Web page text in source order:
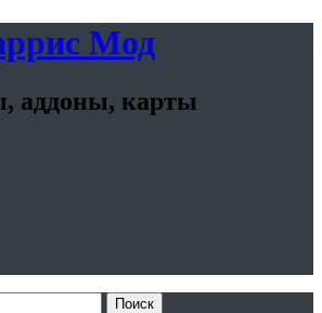
Мод
аддоны, карты
Поиск